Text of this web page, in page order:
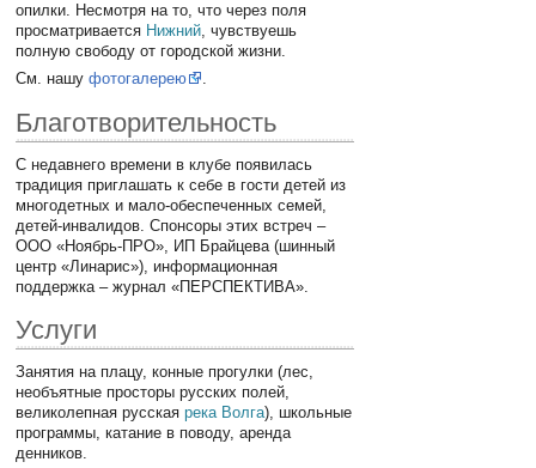
опилки. Несмотря на то, что через поля
просматривается Нижний, чувствуешь
полную свободу от городской жизни.
См. нашуфотогалерею .
Благотворительность
С недавнего времени в клубе появилась
традиция приглашать к себе в гости детей из
многодетных и мало-обеспеченных семей,
детей-инвалидов. Спонсоры этих встреч –
ООО «Ноябрь-ПРО», ИП Брайцева (шинный
центр «Линарис»), информационная
поддержка – журнал «ПЕРСПЕКТИВА».
Услуги
Занятия на плацу, конные прогулки (лес,
необъятные просторы русских полей,
великолепная русскаярека Волга), школьные
программы, катание в поводу, аренда
денников.